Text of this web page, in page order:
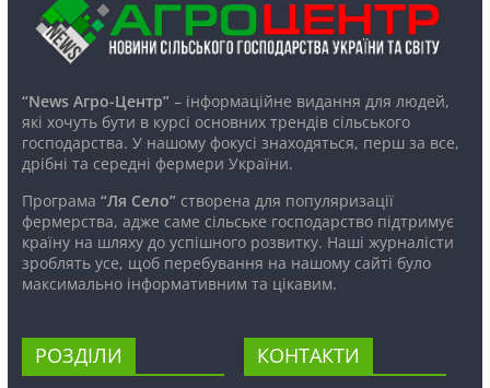
“News Агро-Центр”– інформаційне видання для людей,
які хочуть бути в курсі основних трендів сільського
господарства. У нашому фокусі знаходяться, перш за все,
дрібні та середні фермери України.
Програма “Ля Село”створена для популяризації
фермерства, адже саме сільське господарство підтримує
країну на шляху до успішного розвитку. Наші журналісти
зроблять усе, щоб перебування на нашому сайті було
максимально інформативним та цікавим.
РОЗДІЛИ КОНТАКТИ